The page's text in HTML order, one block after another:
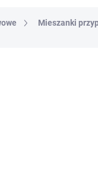
Mieszanki